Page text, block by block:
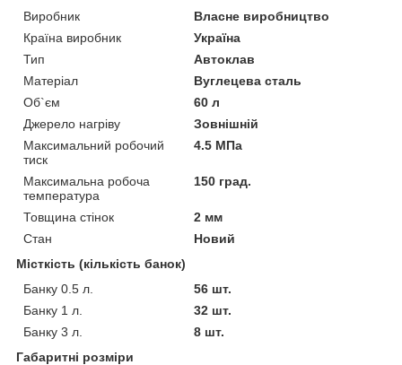
Виробник
Власне виробництво
Країна виробник
Україна
Тип
Автоклав
Матеріал
Вуглецева сталь
Об`єм
60 л
Джерело нагріву
Зовнішній
Максимальний робочий
тиск
4.5 МПа
Максимальна робоча
температура
150 град.
Товщина стінок
2 мм
Стан
Новий
Місткість (кількість банок)
Банку 0.5 л.
56 шт.
Банку 1 л.
32 шт.
Банку 3 л.
8 шт.
Габаритні розміри